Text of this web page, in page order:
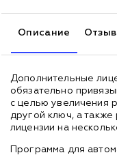
Описание
Дополнительные
обязательно
с целью увеличения
другой ключ, а
лицензии на
Программа для